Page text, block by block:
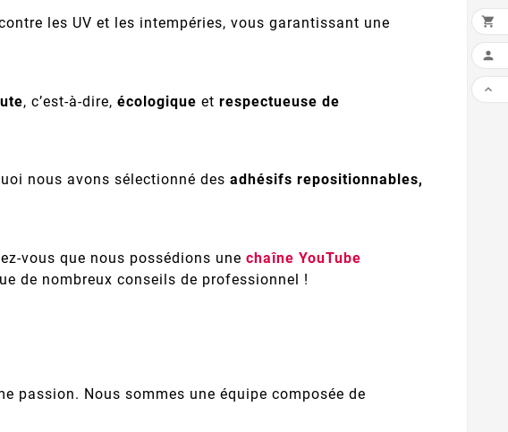
les UV et les intempéries, vous garantissant une
, c’est-à-dire, écologique et respectueuse de
nous avons sélectionné des adhésifs repositionnables,
vous que nous possédions une chaîne YouTube
de nombreux conseils de professionnel !
passion. Nous sommes une équipe composée de


